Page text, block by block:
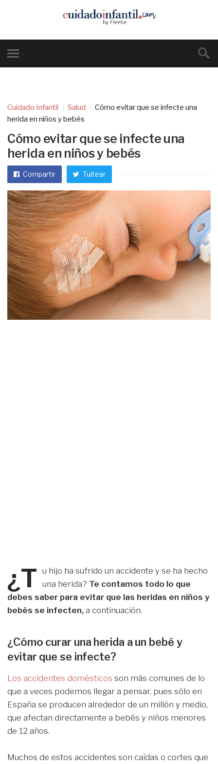
Cuidado Infantil Salud
Cómo evitar que se infecte una
herida en niños y bebés
Cómo evitar que se infecte una
herida en niños y bebés
Compartir Tuitear
¿T
u hijo ha sufrido un accidente y se ha hecho
una herida? Te contamos todo lo que
debes saber para evitar que las heridas en niños y
bebés se infecten, a continuación.
¿Cómo curar una herida a un bebé y
evitar que se infecte?
Los accidentes domésticos son más comunes de lo
que a veces podemos llegar a pensar, pues sólo en
España se producen alrededor de un millón y medio,
que afectan directamente a bebés y niños menores
de 12 años.
Muchos de estos accidentes son caídas o cortes que